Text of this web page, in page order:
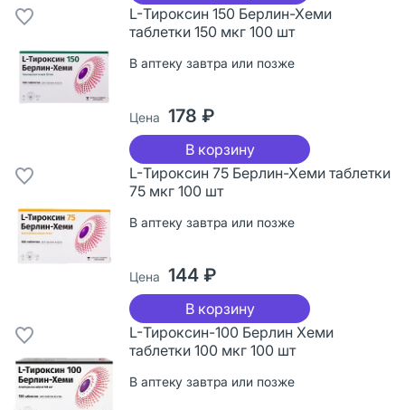
L-Тироксин 150 Берлин-Хеми
таблетки 150 мкг 100 шт
В аптеку завтра или позже
Цена 178 ₽
В корзину
L-Тироксин 75 Берлин-Хеми таблетки
75 мкг 100 шт
В аптеку завтра или позже
Цена 144 ₽
В корзину
L-Тироксин-100 Берлин Хеми
таблетки 100 мкг 100 шт
В аптеку завтра или позже